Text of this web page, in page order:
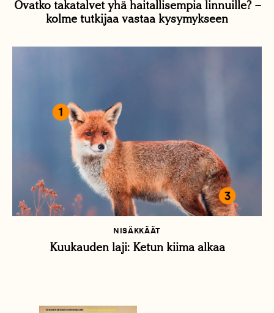
Ovatko takatalvet yhä haitallisempia linnuille? –
kolme tutkijaa vastaa kysymykseen
NISÄKKÄÄT
Kuukauden laji: Ketun kiima alkaa